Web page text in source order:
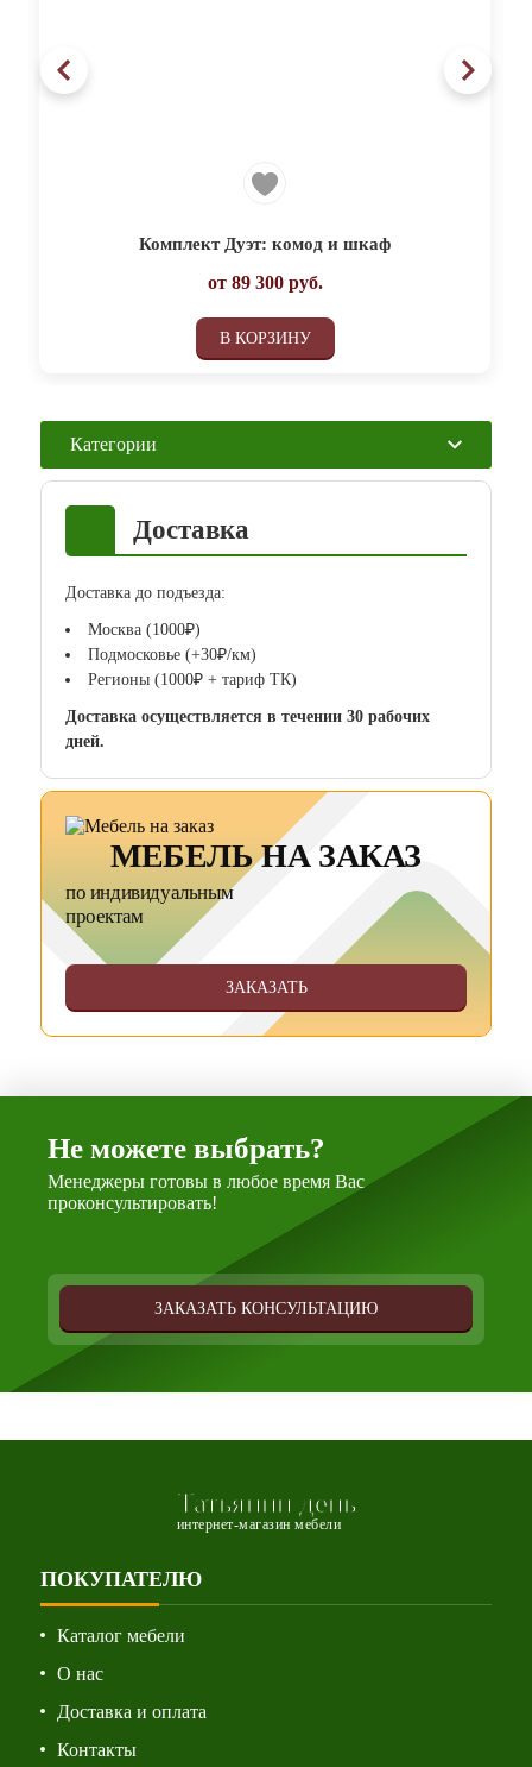
Категории
Доставка
Доставка до подъезда:
Москва (1000₽)
Подмосковье (+30₽/км)
Регионы (1000₽ + тариф ТК)
Доставка осуществляется в течении 30 рабочих
дней.
МЕБЕЛЬ НА ЗАКАЗ
по индивидуальным
проектам
ЗАКАЗАТЬ
Комплект Дуэт: комод и шкаф
от 89 300руб.
В КОРЗИНУ
Не можете выбрать?
Менеджеры готовы в любое время Вас
проконсультировать!
ЗАКАЗАТЬ КОНСУЛЬТАЦИЮ
Татьянин день
интернет-магазин мебели
ПОКУПАТЕЛЮ
Каталог мебели
О нас
Доставка и оплата
Контакты